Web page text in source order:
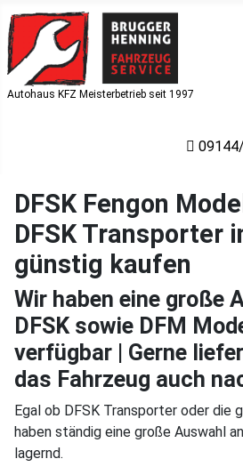
Autohaus KFZ Meisterbetrieb seit 1997
DFSK Fengon
DFSK Transporter
günstig kaufen
Wir haben eine große
DFSK sowie DFM
verfügbar | Gerne
das Fahrzeug auch
Egal ob DFSK Transporter oder die
haben ständig eine große Auswahl
lagernd.